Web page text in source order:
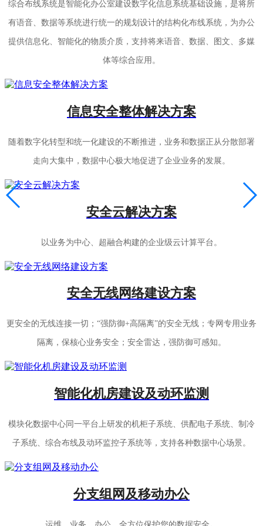
综合布线系统是智能化办公室建设数字化信息系统基础设施，是将所
有语音、数据等系统进行统一的规划设计的结构化布线系统，为办公
提供信息化、智能化的物质介质，支持将来语音、数据、图文、多媒
体等综合应用。
信息安全整体解决方案
随着数字化转型和统一化建设的不断推进，业务和数据正从分散部署
走向大集中，数据中心极大地促进了企业业务的发展。
安全云解决方案
以业务为中心、超融合构建的企业级云计算平台。
安全无线网络建设方案
更安全的无线连接一切；“强防御+高隔离”的安全无线；专网专用业务
隔离，保核心业务安全；安全雷达，强防御可感知。
智能化机房建设及动环监测
模块化数据中心同一平台上研发的机柜子系统、供配电子系统、制冷
子系统、综合布线及动环监控子系统等，支持各种数据中心场景。
分支组网及移动办公